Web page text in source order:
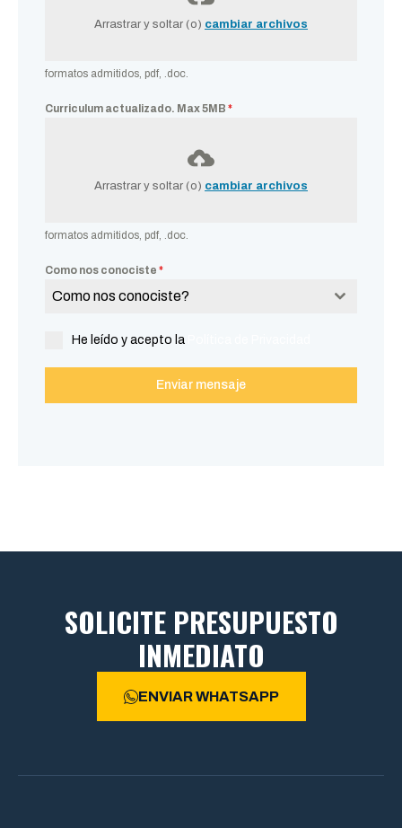
Arrastrar y soltar (o) cambiar archivos
formatos admitidos, pdf, .doc.
Curriculum actualizado. Max 5MB *
Arrastrar y soltar (o) cambiar archivos
formatos admitidos, pdf, .doc.
Como nos conociste *
Como nos conociste?
He leído y acepto la
Enviar mensaje
SOLICITE PRESUPUESTO
INMEDIATO
ENVIAR WHATSAPP